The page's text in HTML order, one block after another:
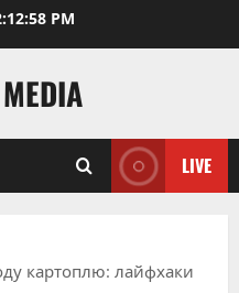
PM
LIVE
картоплю: лайфхаки